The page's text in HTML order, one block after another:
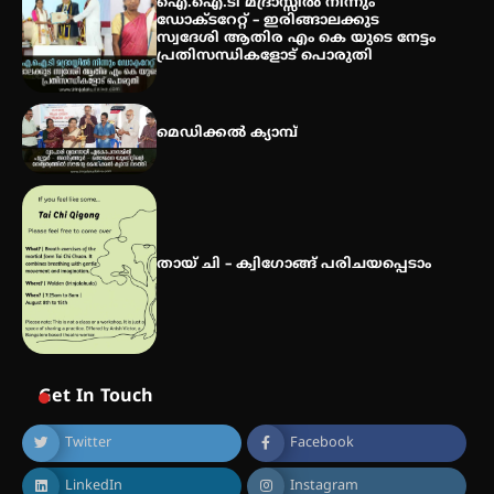
വിദ്യാർത്ഥികൾ
ബാലൻ ഹാളിൽ 16ന്
ഡോക്ടറേറ്റ് – ഇരിങ്ങാലക്കുട
സ്വദേശി ആതിര എം കെ യുടെ നേട്ടം
പ്രതിസന്ധികളോട് പൊരുതി
മെഡിക്കൽ ക്യാമ്പ്
തായ് ചി – ക്വിഗോങ്ങ് പരിചയപ്പെടാം
Get In Touch
Twitter Facebook
LinkedIn Instagram